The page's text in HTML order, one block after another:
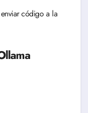
código a la